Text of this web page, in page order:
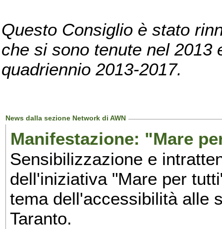
Questo Consiglio è stato
che si sono tenute nel 2013
quadriennio 2013-2017.
News dalla sezione Network di AWN
Manifestazione: "Mare
Sensibilizzazione e
dell'iniziativa "Mare per
tema dell'accessibilità alle
Taranto.